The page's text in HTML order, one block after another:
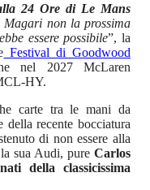
24 Ore di Le Mans
Magari non la prossima
essere possibile”, la
Festival di Goodwood
nel 2027 McLaren
HY.
carte tra le mani da
recente bocciatura
di non essere alla
sua Audi, pure Carlos
della classicissima